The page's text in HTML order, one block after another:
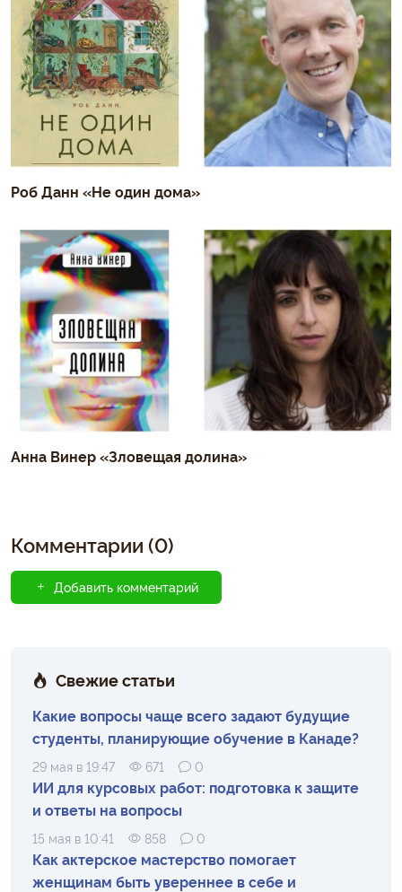
Роб Данн «Не один дома»
Анна Винер «Зловещая долина»
Комментарии (0)
Добавить комментарий
Свежие статьи
Какие вопросы чаще всего задают будущие
студенты, планирующие обучение в Канаде?
29 мая в 19:47 671 0
ИИ для курсовых работ: подготовка к защите
и ответы на вопросы
15 мая в 10:41 858 0
Как актерское мастерство помогает
женщинам быть увереннее в себе и